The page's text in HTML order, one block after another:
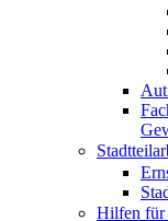
Hilfen für